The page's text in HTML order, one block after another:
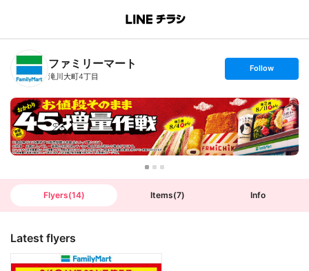
B
n
T
ファミリーマート
滝川大町4丁目
s
t
o
l
l
o
w
Follow
Flyers(14) Items(7) Info
Latest flyers